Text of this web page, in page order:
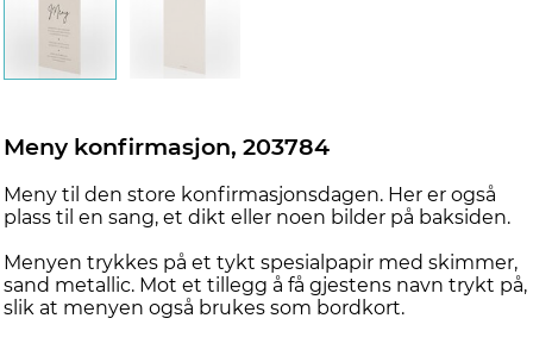
Meny konfirmasjon, 203784
Meny til den store konfirmasjonsdagen. Her er også
plass til en sang, et dikt eller noen bilder på baksiden.
Menyen trykkes på et tykt spesialpapir med skimmer,
sand metallic. Mot et tillegg å få gjestens navn trykt på,
slik at menyen også brukes som bordkort.